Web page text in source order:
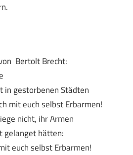
Bertolt Brecht:
in gestorbenen Städten
mit euch selbst Erbarmen!
nicht, ihr Armen
gelanget hätten:
euch selbst Erbarmen!